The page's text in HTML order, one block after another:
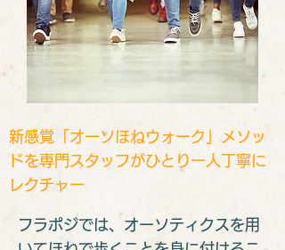
​新感覚「オーソほねウォーク」メソッ
ドを専門スタッフがひとり一人丁寧に
レクチャー
​フラポジでは、オーソティクスを用